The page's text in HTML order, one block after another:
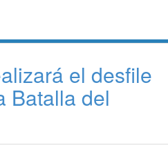
el desfile
Batalla del